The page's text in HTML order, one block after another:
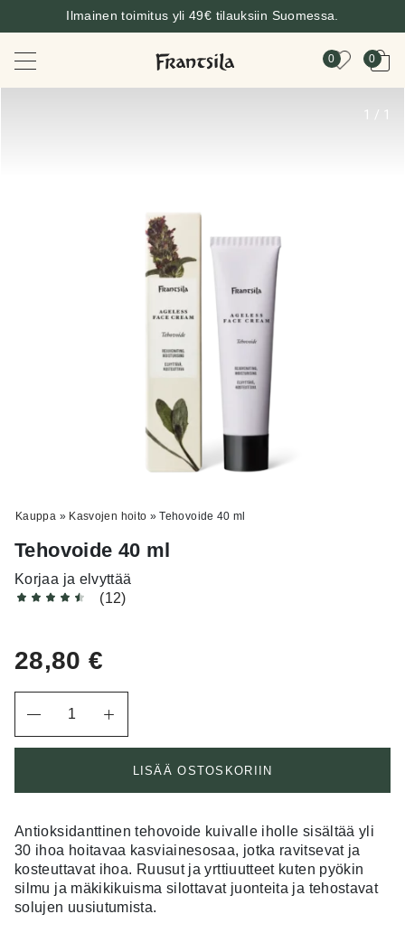
Ilmainen toimitus yli 49€ tilauksiin Suomessa.
0 0
1 / 1
Kauppa » Kasvojen hoito »Tehovoide 40 ml
Tehovoide 40 ml
Korjaa ja elvyttää
(12)
28,80€
LISÄÄ OSTOSKORIIN
Antioksidanttinen tehovoide kuivalle iholle sisältää yli
30 ihoa hoitavaa kasviainesosaa, jotka ravitsevat ja
kosteuttavat ihoa. Ruusut ja yrttiuutteet kuten pyökin
silmu ja mäkikikuisma silottavat juonteita ja tehostavat
solujen uusiutumista.